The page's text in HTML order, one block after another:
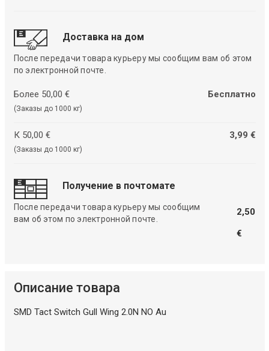
Доставка на дом
После передачи товара курьеру мы сообщим вам об этом
по электронной почте.
Более 50,00 €
(Заказы до 1000 кг)
Бесплатно
К 50,00 €
(Заказы до 1000 кг)
3,99 €
Получение в почтомате
После передачи товара курьеру мы сообщим
вам об этом по электронной почте.
2,50
€
Описание товара
SMD Tact Switch Gull Wing 2.0N NO Au